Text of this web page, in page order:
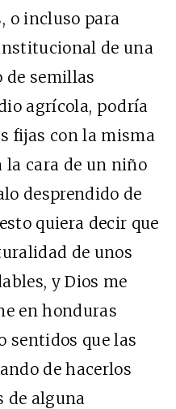
o incluso para
de una
de semillas
agrícola, podría
fijas con la misma
la cara de un niño
desprendido de
quiera decir que
de unos
y Dios me
en honduras
sentidos que las
de hacerlos
de alguna